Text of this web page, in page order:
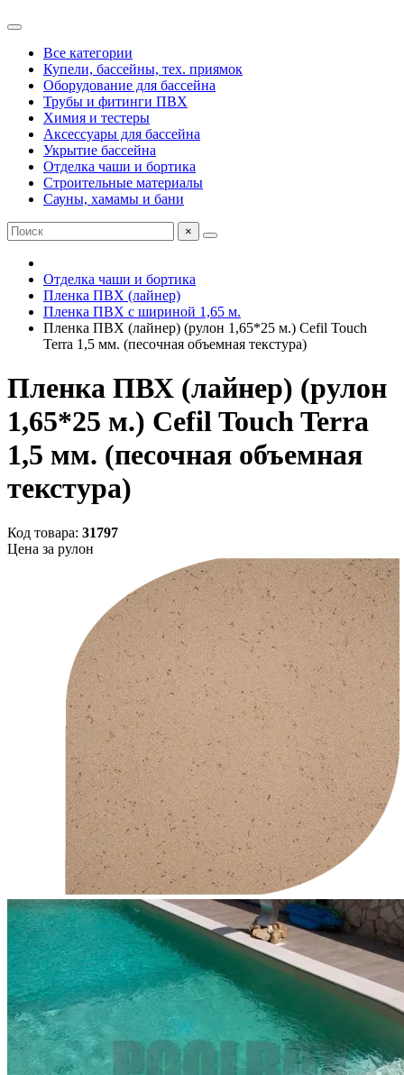
Все категории
Купели, бассейны, тех. приямок
Оборудование для бассейна
Трубы и фитинги ПВХ
Химия и тестеры
Аксессуары для бассейна
Укрытие бассейна
Отделка чаши и бортика
Строительные материалы
Сауны, хамамы и бани
×
Отделка чаши и бортика
Пленка ПВХ (лайнер)
Пленка ПВХ с шириной 1,65 м.
Пленка ПВХ (лайнер) (рулон 1,65*25 м.) Cefil Touch
Terra 1,5 мм. (песочная объемная текстура)
Пленка ПВХ (лайнер) (рулон
1,65*25 м.) Cefil Touch Terra
1,5 мм. (песочная объемная
текстура)
Код товара: 31797
Цена за рулон